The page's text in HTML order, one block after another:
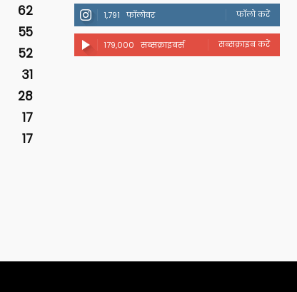
62
55
52
31
28
17
17
1,791 फॉलोवर फॉलो करें
179,000 सब्सक्राइबर्स सब्सक्राइब करें